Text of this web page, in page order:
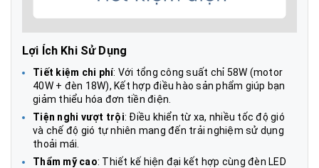
Lợi Ích Khi Sử Dụng
Tiết kiệm chi phí: Với tổng công suất chỉ 58W (motor
40W + đèn 18W), Kết hợp điều hào sản phẩm giúp bạn
giảm thiểu hóa đơn tiền điện.
Tiện nghi vượt trội: Điều khiển từ xa, nhiều tốc độ gió
và chế độ gió tự nhiên mang đến trải nghiệm sử dụng
thoải mái.
Thẩm mỹ cao: Thiết kế hiện đại kết hợp cùng đèn LED